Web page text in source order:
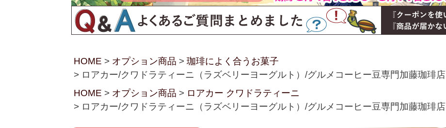
HOME オプション商品
珈琲によく合うお菓子
ロアカー/クワドラティーニ（ラズベリーヨーグルト）/グルメコーヒー豆専門加藤珈琲店
HOME
オプション商品
ロアカー クワドラティーニ
ロアカー/クワドラティーニ（ラズベリーヨーグルト）/グルメコーヒー豆専門加藤珈琲店